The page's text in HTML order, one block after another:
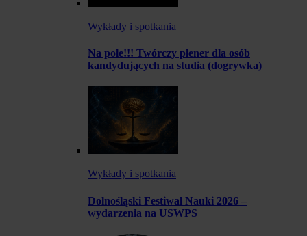
Wykłady i spotkania
Na pole!!! Twórczy plener dla osób
kandydujących na studia (dogrywka)
Wykłady i spotkania
Dolnośląski Festiwal Nauki 2026 –
wydarzenia na USWPS